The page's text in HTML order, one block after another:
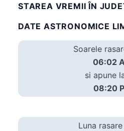
STAREA VREMII ÎN
DATE ASTRONOMICE
Soarele
06:02
si apune
08:20
Luna